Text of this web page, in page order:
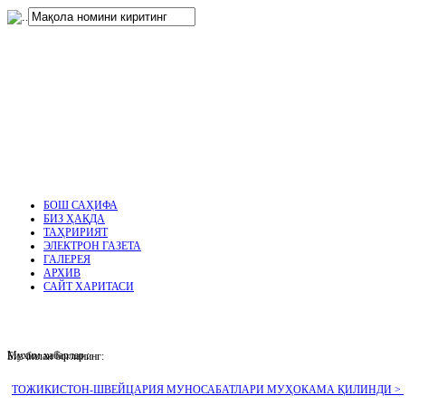
.
БОШ САҲИФА
БИЗ ҲАҚДА
ТАҲРИРИЯТ
ЭЛЕКТРОН ГАЗЕТА
ГАЛЕРЕЯ
АРХИВ
САЙТ ХАРИТАСИ
Муҳим хабарлар :
ТОЖИКИСТОН-ШВЕЙЦАРИЯ МУНОСАБАТЛАРИ МУҲОКАМА ҚИЛИНДИ >
Биз билан боғланинг: